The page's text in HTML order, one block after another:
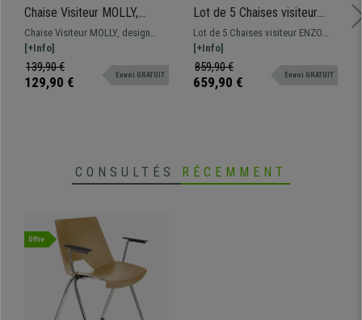
Chaise Visiteur MOLLY,
Pivotante, Piétement
Métallique Blanc Mat, Cuir,
Gris
Chaise Visiteur MOLLY, design
scandinave, le modèle parfait pour
créer une atmosphère unique,
piétement chromé solide et base
[+Info]
139,90 €
129,90 € Envoi GRATUIT
Lot de 5 Chaises visiteur
ENZO AVEC TABLETTE,
Commodes et Pratiques,
Empilables, Bleu
Lot de 5 Chaises visiteur ENZO
AVEC TABLETTE, design
spectaculaire pour donner une
touche moderne aux salles
[+Info]
859,90 €
659,90 € Envoi GRATUIT
CONSULTÉS RÉCEMMENT
Offre